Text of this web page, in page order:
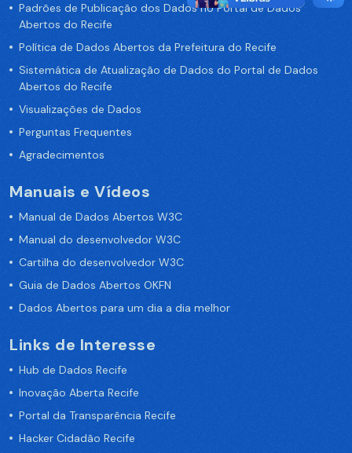
Padrões de Publicação dos Dados no Portal de Dados
Abertos do Recife
Política de Dados Abertos da Prefeitura do Recife
Sistemática de Atualização de Dados do Portal de Dados
Abertos do Recife
Visualizações de Dados
Perguntas Frequentes
Agradecimentos
Manuais e Vídeos
Manual de Dados Abertos W3C
Manual do desenvolvedor W3C
Cartilha do desenvolvedor W3C
Guia de Dados Abertos OKFN
Dados Abertos para um dia a dia melhor
Links de Interesse
Hub de Dados Recife
Inovação Aberta Recife
Portal da Transparência Recife
Hacker Cidadão Recife